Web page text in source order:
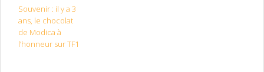
Souvenir : il y a 3
ans, le chocolat
de Modica à
l’honneur sur TF1